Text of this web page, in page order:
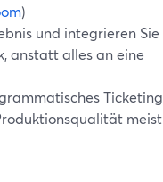
)
und integrieren Sie
anstatt alles an eine
Ticketing
meist